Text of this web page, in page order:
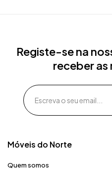
Móveis do Norte​
Quem somos
Registe-se na
receber